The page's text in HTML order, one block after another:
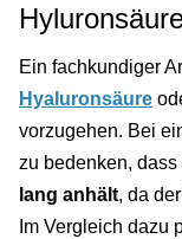
Ein fachkundiger
Hyaluronsäure
vorzugehen. Bei
zu bedenken, dass
lang anhält, da
Im Vergleich dazu